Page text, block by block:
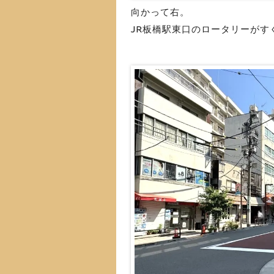
向かって右。
JR板橋駅東口のロータリーがす